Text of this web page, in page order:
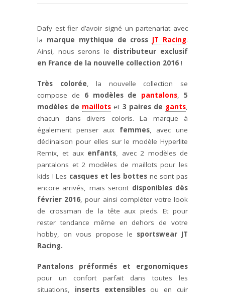
Dafy est fier d’avoir signé un partenariat avec
la marque mythique de cross JT Racing.
Ainsi, nous serons le distributeur exclusif
en France de la nouvelle collection 2016 !
Très colorée, la nouvelle collection se
compose de 6 modèles de pantalons,5
modèles de maillots et 3 paires de gants,
chacun dans divers coloris. La marque à
également penser aux femmes, avec une
déclinaison pour elles sur le modèle Hyperlite
Remix, et aux enfants, avec 2 modèles de
pantalons et 2 modèles de maillots pour les
kids ! Les casques et les bottes ne sont pas
encore arrivés, mais seront disponibles dès
février 2016, pour ainsi compléter votre look
de crossman de la tête aux pieds. Et pour
rester tendance même en dehors de votre
hobby, on vous propose le sportswear JT
Racing.
Pantalons préformés et ergonomiques
pour un confort parfait dans toutes les
situations, inserts extensiblesou en cuir